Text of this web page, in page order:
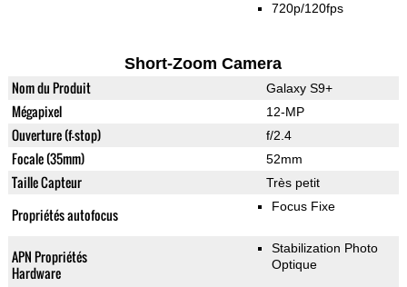
720p/120fps
Short-Zoom Camera
Nom du Produit Galaxy S9+
Mégapixel 12-MP
Ouverture (f-stop) f/2.4
Focale (35mm) 52mm
Taille Capteur Très petit
Propriétés autofocus Focus Fixe
APN Propriétés
Hardware
Stabilization Photo
Optique